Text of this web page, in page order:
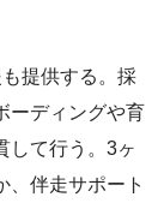
提供する。採
ーディングや育
して行う。3ヶ
、伴走サポート